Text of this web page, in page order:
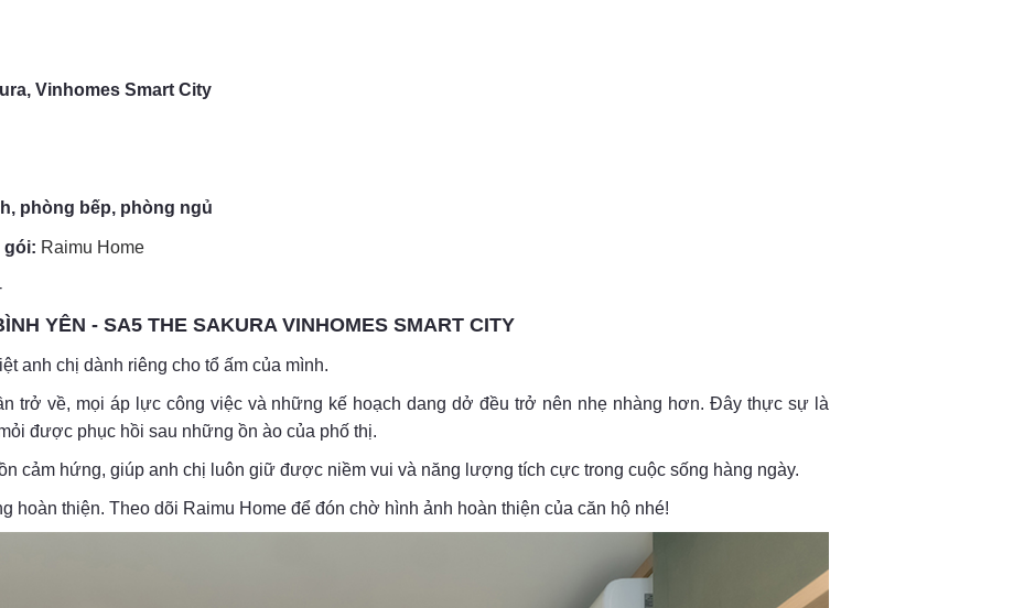
Vinhomes Smart City
phòng bếp, phòng ngủ
gói: Raimu Home
YÊN - SA5 THE SAKURA VINHOMES SMART CITY
anh chị dành riêng cho tổ ấm của mình.
trở về, mọi áp lực công việc và những kế hoạch dang dở đều trở nên nhẹ nhàng hơn. Đây thực sự là
được phục hồi sau những ồn ào của phố thị.
cảm hứng, giúp anh chị luôn giữ được niềm vui và năng lượng tích cực trong cuộc sống hàng ngày.
hoàn thiện. Theo dõi Raimu Home để đón chờ hình ảnh hoàn thiện của căn hộ nhé!